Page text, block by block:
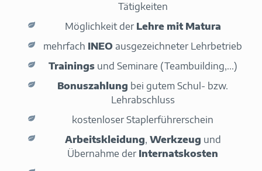
Tätigkeiten
Möglichkeit der Lehre mit Matura
mehrfach INEO ausgezeichneter Lehrbetrieb
Trainings und Seminare (Teambuilding,...)
Bonuszahlung bei gutem Schul- bzw.
Lehrabschluss
kostenloser Staplerführerschein
Arbeitskleidung, Werkzeug und
Übernahme der Internatskosten